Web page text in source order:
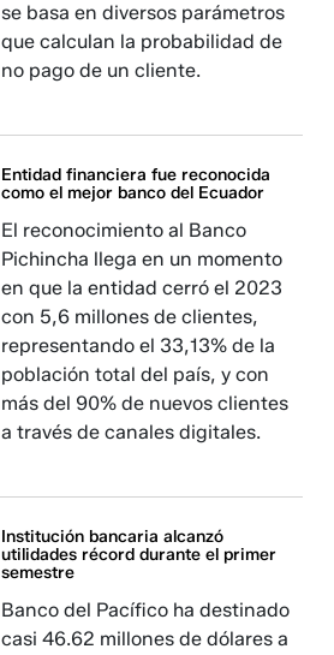
se basa en diversos parámetros
que calculan la probabilidad de
no pago de un cliente.
Entidad financiera fue reconocida
como el mejor banco del Ecuador
El reconocimiento al Banco
Pichincha llega en un momento
en que la entidad cerró el 2023
con 5,6 millones de clientes,
representando el 33,13% de la
población total del país, y con
más del 90% de nuevos clientes
a través de canales digitales.
Institución bancaria alcanzó
utilidades récord durante el primer
semestre
Banco del Pacífico ha destinado
casi 46.62 millones de dólares a